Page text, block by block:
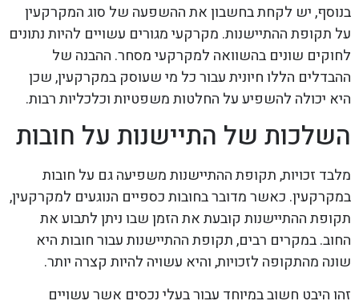
בנוסף, יש לקחת בחשבון את ההשפעה של סוג המקרקעין
על תקופת ההתיישנות. מקרקעי מגורים עשויים להיות נתונים
לחוקים שונים בהשוואה למקרקעי מסחר. ההבנה של
ההבדלים הללו חיונית עבור כל מי שעוסק במקרקעין, שכן
היא יכולה להשפיע על החלטות משפטיות וכלכליות רבות.
השלכות של התיישנות על חובות
מלבד זכויות, תקופת ההתיישנות משפיעה גם על חובות
במקרקעין. כאשר מדובר בחובות כספיים הנוגעים למקרקעין,
תקופת ההתיישנות קובעת את הזמן שבו ניתן לתבוע את
החוב. במקרים רבים, תקופת ההתיישנות עבור חובות היא
שונה מהתקופה לזכויות, והיא עשויה להיות קצרה יותר.
זהו היבט חשוב במיוחד עבור בעלי נכסים אשר עשויים